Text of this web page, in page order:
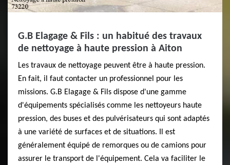
G.B Elagage & Fils : un habitué des travaux
de nettoyage à haute pression à Aiton
Les travaux de nettoyage peuvent être à haute pression.
En fait, il faut contacter un professionnel pour les
missions. G.B Elagage & Fils dispose d'une gamme
d'équipements spécialisés comme les nettoyeurs haute
pression, des buses et des pulvérisateurs qui sont adaptés
à une variété de surfaces et de situations. Il est
généralement équipé de remorques ou de camions pour
assurer le transport de l'équipement. Cela va faciliter le